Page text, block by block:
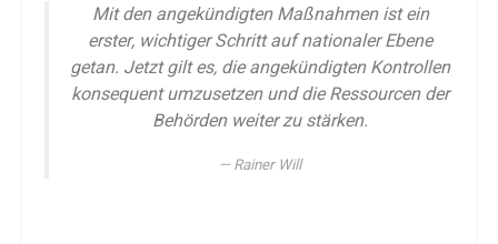
Mit den angekündigten Maßnahmen ist ein
erster, wichtiger Schritt auf nationaler Ebene
getan. Jetzt gilt es, die angekündigten Kontrollen
konsequent umzusetzen und die Ressourcen der
Behörden weiter zu stärken.
Rainer Will